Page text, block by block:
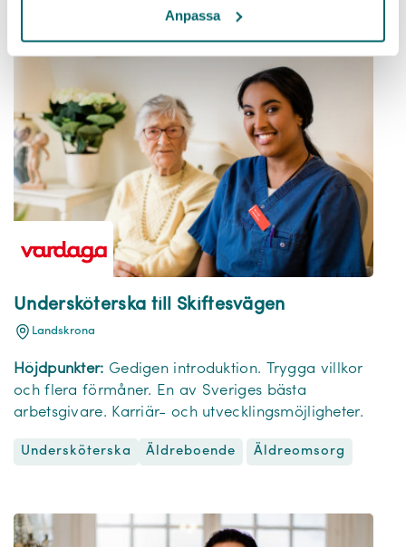
Anpassa
Undersköterska till Skiftesvägen
Landskrona
Höjdpunkter: Gedigen introduktion. Trygga villkor
och flera förmåner. En av Sveriges bästa
arbetsgivare. Karriär- och utvecklingsmöjligheter.
Undersköterska Äldreboende Äldreomsorg